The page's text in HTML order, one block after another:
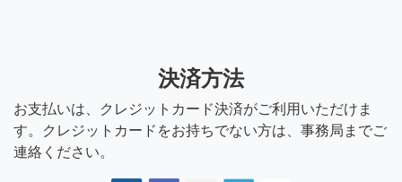
決済方法
お支払いは、クレジットカード決済がご利用いただけま
す。クレジットカードをお持ちでない方は、事務局までご
連絡ください。